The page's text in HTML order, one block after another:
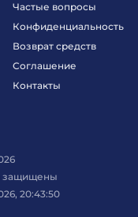
Частые вопросы
Конфиденциальность
Возврат средств
Соглашение
Контакты
защищены
20:43:50